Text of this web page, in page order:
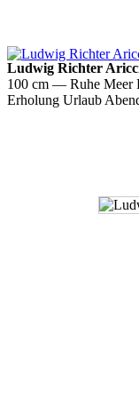
Ludwig Richter
100 cm — Ruhe Meer
Erholung Urlaub